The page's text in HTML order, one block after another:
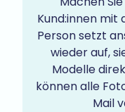
Kund:innen mit
Person setzt
wieder auf,
Modelle
können alle
Mail